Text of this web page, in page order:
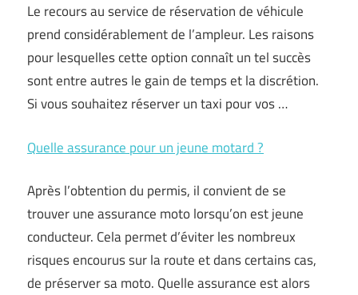
Le recours au service de réservation de véhicule
prend considérablement de l’ampleur. Les raisons
pour lesquelles cette option connaît un tel succès
sont entre autres le gain de temps et la discrétion.
Si vous souhaitez réserver un taxi pour vos …
Quelle assurance pour un jeune motard ?
Après l’obtention du permis, il convient de se
trouver une assurance moto lorsqu’on est jeune
conducteur. Cela permet d’éviter les nombreux
risques encourus sur la route et dans certains cas,
de préserver sa moto. Quelle assurance est alors